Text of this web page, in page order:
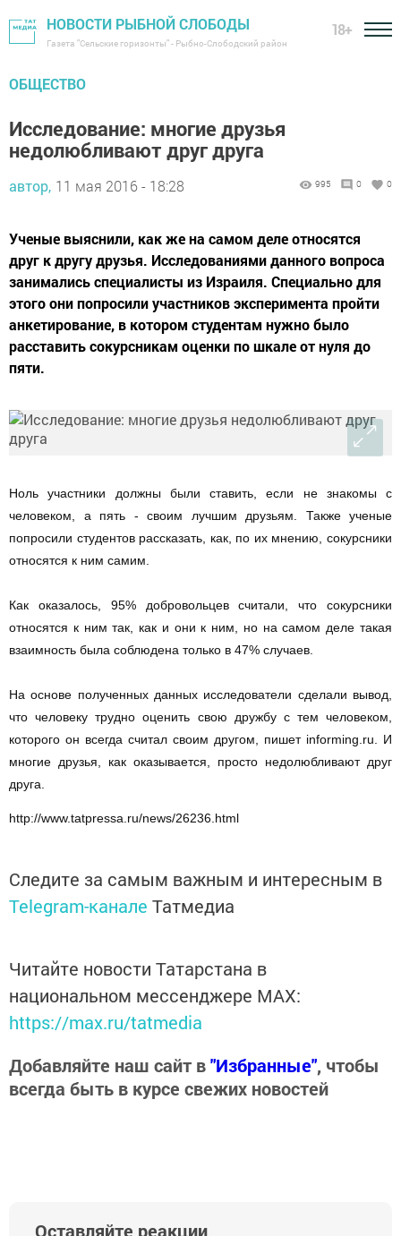
НОВОСТИ РЫБНОЙ СЛОБОДЫ
Газета "Сельские горизонты" - Рыбно-Слободский район
18+
ОБЩЕСТВО
Исследование: многие друзья
недолюбливают друг друга
автор, 11 мая 2016 - 18:28 995 0 0
Ученые выяснили, как же на самом деле относятся
друг к другу друзья. Исследованиями данного вопроса
занимались специалисты из Израиля. Специально для
этого они попросили участников эксперимента пройти
анкетирование, в котором студентам нужно было
расставить сокурсникам оценки по шкале от нуля до
пяти.
Ноль участники должны были ставить, если не знакомы с
человеком, а пять - своим лучшим друзьям. Также ученые
попросили студентов рассказать, как, по их мнению, сокурсники
относятся к ним самим.
Как оказалось, 95% добровольцев считали, что сокурсники
относятся к ним так, как и они к ним, но на самом деле такая
взаимность была соблюдена только в 47% случаев.
На основе полученных данных исследователи сделали вывод,
что человеку трудно оценить свою дружбу с тем человеком,
которого он всегда считал своим другом, пишет informing.ru. И
многие друзья, как оказывается, просто недолюбливают друг
друга.
http://www.tatpressa.ru/news/26236.html
Следите за самым важным и интересным в
Telegram-канале Татмедиа
Читайте новости Татарстана в
национальном мессенджере MАХ:
https://max.ru/tatmedia
Добавляйте наш сайт в"Избранные", чтобы
всегда быть в курсе свежих новостей
Оставляйте реакции